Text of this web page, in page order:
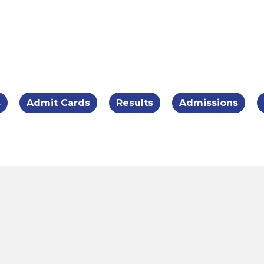
Admit Cards Results Admissions